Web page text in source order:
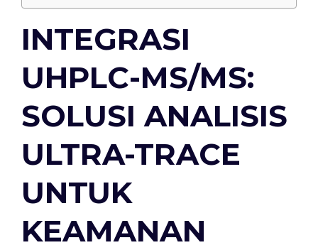
INTEGRASI
UHPLC-MS/MS:
SOLUSI ANALISIS
ULTRA-TRACE
UNTUK
KEAMANAN